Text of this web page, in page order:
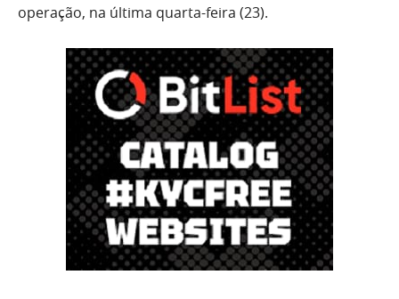
operação, na última quarta-feira (23).